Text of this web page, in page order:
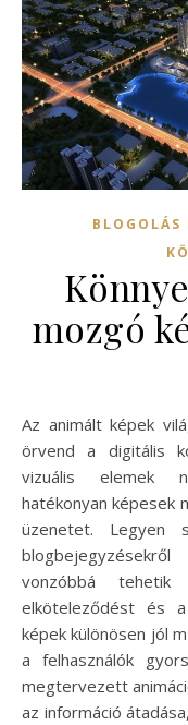
BLOGOLÁS
mozgó
Az animált képek világa egyre nagyobb népszerűségnek
örvend a digitális
vizuális elemek
hatékonyan képesek
üzenetet. Legyen
vonzóbbá
elköteleződést és
képek különösen jól
a felhasználók
megtervezett
az információ